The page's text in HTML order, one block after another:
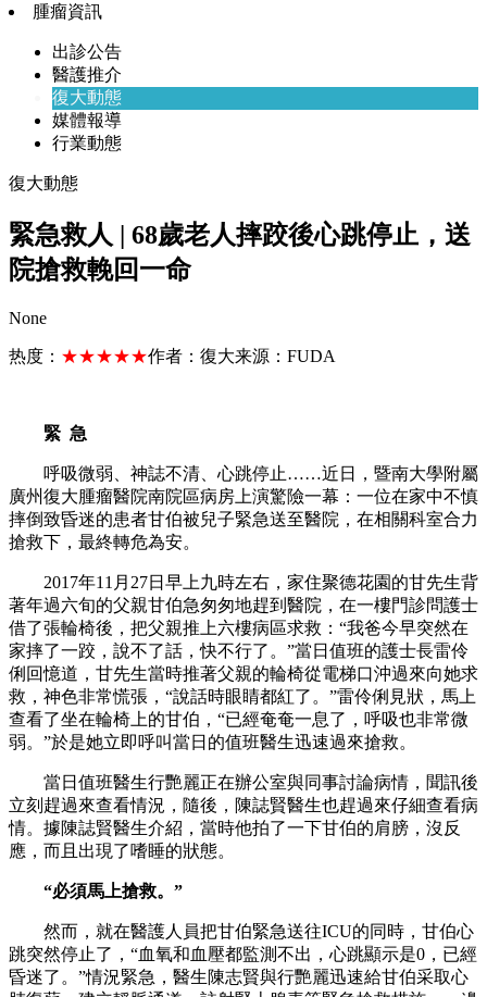
腫瘤資訊
出診公告
醫護推介
復大動態
媒體報導
行業動態
復大動態
緊急救人 | 68歲老人摔跤後心跳停止，送
院搶救輓回一命
None
热度： ★★★★★作者： 復大来源： FUDA
緊 急
呼吸微弱、神誌不清、心跳停止……近日，暨南大學附屬
廣州復大腫瘤醫院南院區病房上演驚險一幕：一位在家中不慎
摔倒致昏迷的患者甘伯被兒子緊急送至醫院，在相關科室合力
搶救下，最終轉危為安。
2017年11月27日早上九時左右，家住聚德花園的甘先生背
著年過六旬的父親甘伯急匆匆地趕到醫院，在一樓門診問護士
借了張輪椅後，把父親推上六樓病區求救：“我爸今早突然在
家摔了一跤，說不了話，快不行了。”當日值班的護士長雷伶
俐回憶道，甘先生當時推著父親的輪椅從電梯口沖過來向她求
救，神色非常慌張，“說話時眼睛都紅了。”雷伶俐見狀，馬上
查看了坐在輪椅上的甘伯，“已經奄奄一息了，呼吸也非常微
弱。”於是她立即呼叫當日的值班醫生迅速過來搶救。
當日值班醫生行艷麗正在辦公室與同事討論病情，聞訊後
立刻趕過來查看情況，隨後，陳誌賢醫生也趕過來仔細查看病
情。據陳誌賢醫生介紹，當時他拍了一下甘伯的肩膀，沒反
應，而且出現了嗜睡的狀態。
“必須馬上搶救。”
然而，就在醫護人員把甘伯緊急送往ICU的同時，甘伯心
跳突然停止了，“血氧和血壓都監測不出，心跳顯示是0，已經
昏迷了。”情況緊急，醫生陳志賢與行艷麗迅速給甘伯采取心